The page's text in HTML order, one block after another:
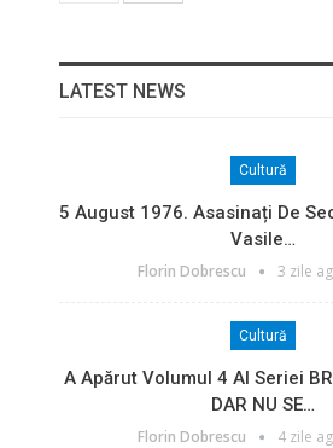
LATEST NEWS
Cultură
5 August 1976. Asasinați De
Vasile…
Florin Dobrescu 3 zile
Cultură
A Apărut Volumul 4 Al Seriei
DAR NU SE…
Florin Dobrescu 4 zile